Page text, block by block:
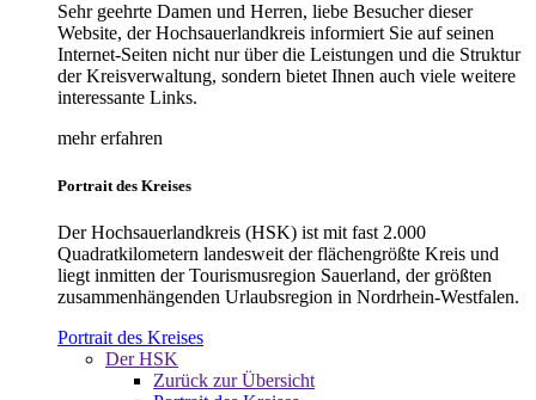
Sehr geehrte Damen und Herren, liebe Besucher dieser
Website, der Hochsauerlandkreis informiert Sie auf seinen
Internet-Seiten nicht nur über die Leistungen und die Struktur
der Kreisverwaltung, sondern bietet Ihnen auch viele weitere
interessante Links.
mehr erfahren
Portrait des Kreises
Der Hochsauerlandkreis (HSK) ist mit fast 2.000
Quadratkilometern landesweit der flächengrößte Kreis und
liegt inmitten der Tourismusregion Sauerland, der größten
zusammenhängenden Urlaubsregion in Nordrhein-Westfalen.
Portrait des Kreises
Der HSK
Zurück zur Übersicht